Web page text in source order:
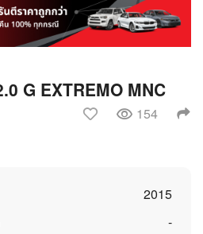
G EXTREMO MNC
154
2015
-